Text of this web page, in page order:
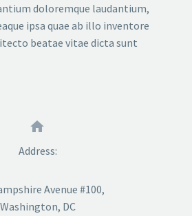
doloremque laudantium,
ipsa quae ab illo inventore
beatae vitae dicta sunt


Address:
Avenue #100,
Washington, DC